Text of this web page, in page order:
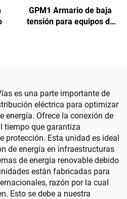
GPM1 Armario de baja
tensión para equipos de
es una parte importante de
eléctrica para optimizar
energía. Ofrece la conexión de
tiempo que garantiza
protección. Esta unidad es ideal
de energía en infraestructuras
de energía renovable debido
están fabricadas para
razón por la cual
Esto se debe a nuestra